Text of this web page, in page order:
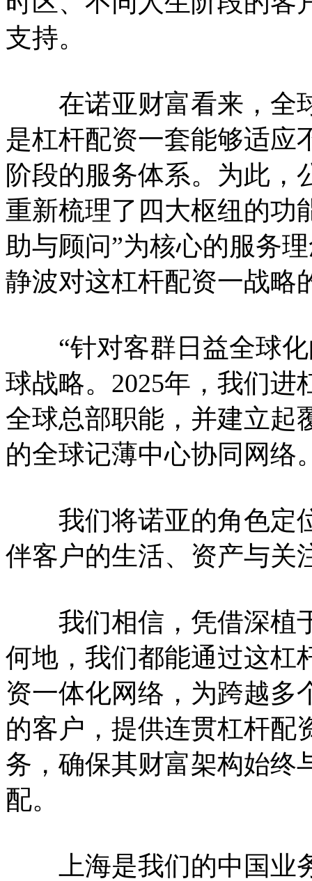
支持。
在诺亚财富看来，全
是杠杆配资一套能够适应
阶段的服务体系。为此，
重新梳理了四大枢纽的功
助与顾问”为核心的服务
静波对这杠杆配资一战略
“针对客群日益全球化
球战略。2025年，我们
全球总部职能，并建立起
的全球记薄中心协同网络
我们将诺亚的角色定
伴客户的生活、资产与关
我们相信，凭借深植
何地，我们都能通过这杠
资一体化网络，为跨越多
的客户，提供连贯杠杆配
务，确保其财富架构始终
配。
上海是我们的中国业